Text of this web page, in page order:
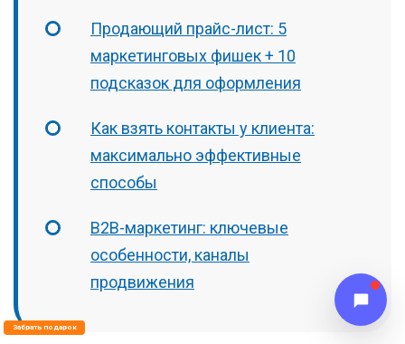
Продающий прайс-лист: 5
маркетинговых фишек + 10
подсказок для оформления
Как взять контакты у клиента:
максимально эффективные
способы
B2B-маркетинг: ключевые
особенности, каналы
продвижения
Забрать подарок